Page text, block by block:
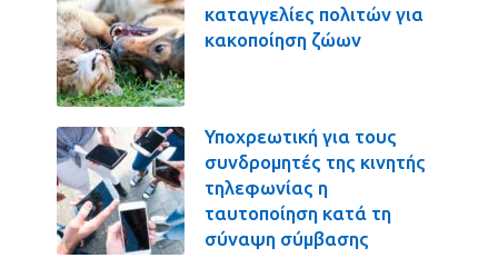
καταγγελίες πολιτών για
κακοποίηση ζώων
Υποχρεωτική για τους
συνδρομητές της κινητής
τηλεφωνίας η
ταυτοποίηση κατά τη
σύναψη σύμβασης